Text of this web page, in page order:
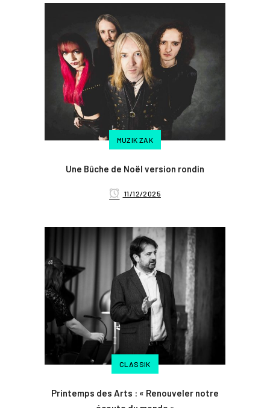
MUZIK ZAK
Une Bûche de Noël version rondin
11/12/2025
CLASSIK
Printemps des Arts : « Renouveler notre